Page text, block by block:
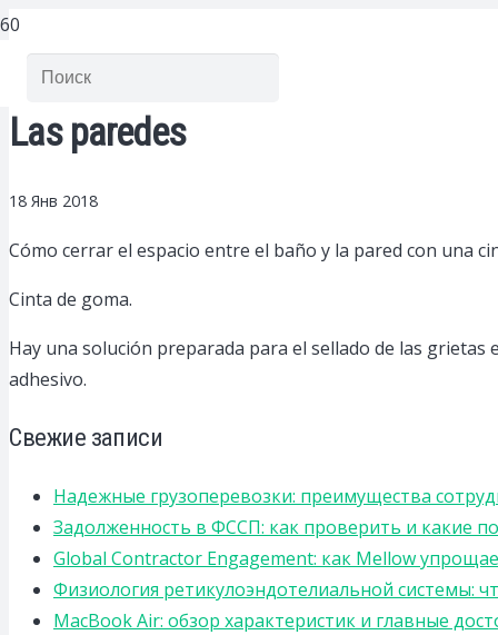
Las paredes
18 Янв 2018
Cómo cerrar el espacio entre el baño y la pared con una
Cinta de goma.
Hay una solución preparada para el sellado de las grietas
adhesivo.
Свежие записи
Надежные грузоперевозки: преимущества
Задолженность в ФССП: как проверить и какие
Global Contractor Engagement: как Mellow
Физиология ретикулоэндотелиальной системы:
MacBook Air: обзор характеристик и главные